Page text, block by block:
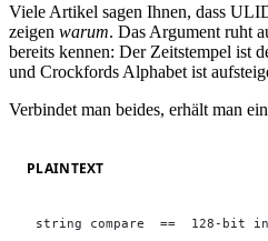
Viele Artikel sagen Ihnen, dass
zeigen warum. Das Argument ruht
bereits kennen: Der Zeitstempel ist
und Crockfords Alphabet ist
Verbindet man beides, erhält man
PLAINTEXT
string compare  ==  128-bit